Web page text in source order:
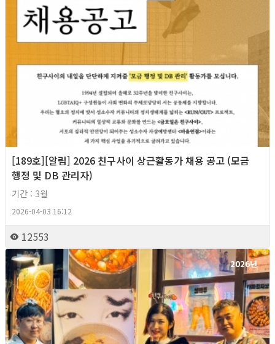
[189호][알림] 2026 친구사이 상근활동가 채용 공고 (모금
행정 및 DB 관리자)
기간 : 3월
2026-04-03 16:12
12553
2026년